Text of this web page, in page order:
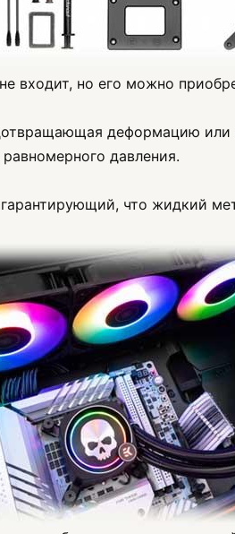
входит, но его можно
деформацию
давления.
что жидкий